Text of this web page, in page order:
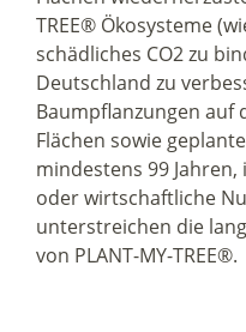
TREE® Ökosysteme
schädliches CO2 zu
Deutschland zu
Baumpflanzungen auf
Flächen sowie
mindestens 99
oder wirtschaftliche
unterstreichen die
von PLANT-MY-TREE®.